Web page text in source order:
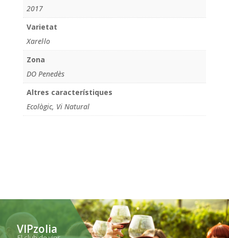
2017
Varietat
Xarel·lo
Zona
DO Penedès
Altres característiques
Ecològic, Vi Natural
VIPzolia